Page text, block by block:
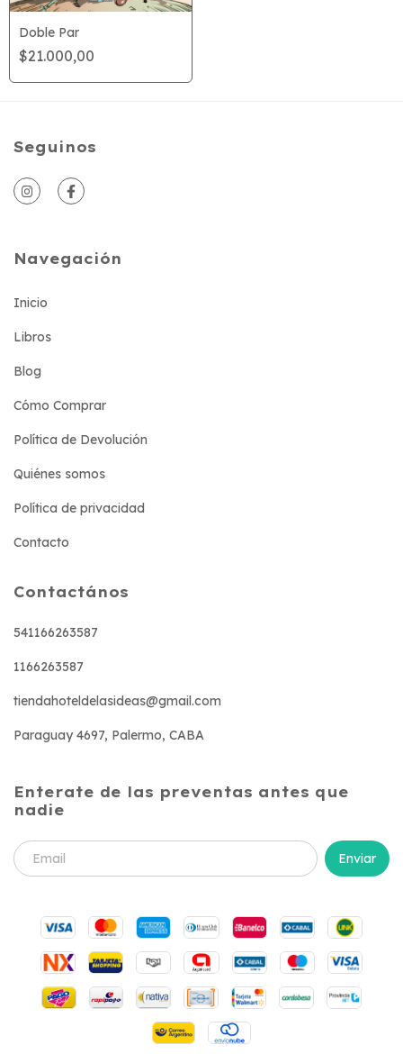
Doble Par
$21.000,00
Seguinos
Navegación
Inicio
Libros
Blog
Cómo Comprar
Política de Devolución
Quiénes somos
Política de privacidad
Contacto
Contactános
541166263587
1166263587
tiendahoteldelasideas@gmail.com
Paraguay 4697, Palermo, CABA
Enterate de las preventas antes que
nadie